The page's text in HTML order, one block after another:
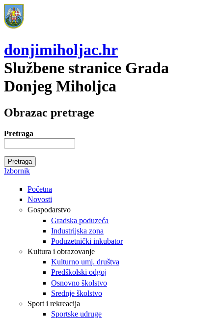
donjimiholjac.hr
Službene stranice Grada
Donjeg Miholjca
Obrazac pretrage
Pretraga
Izbornik
Početna
Novosti
Gospodarstvo
Gradska poduzeća
Industrijska zona
Poduzetnički inkubator
Kultura i obrazovanje
Kulturno umj. društva
Predškolski odgoj
Osnovno školstvo
Srednje školstvo
Sport i rekreacija
Sportske udruge